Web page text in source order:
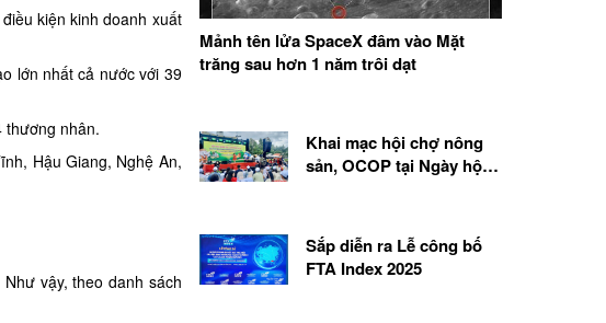
kiện kinh doanh xuất
lớn nhất cả nước với 39
thương nhân.
Hậu Giang, Nghệ An,
vậy, theo danh sách
Mảnh tên lửa SpaceX đâm vào Mặt
trăng sau hơn 1 năm trôi dạt
Khai mạc hội chợ nông
sản, OCOP tại Ngày hội
Sắp diễn ra Lễ công bố
FTA Index 2025